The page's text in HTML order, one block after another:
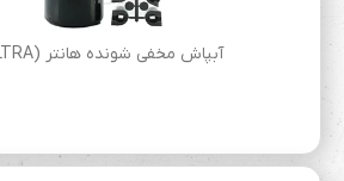
آبپاش مخفی شونده هانتر (PGP_ULTRA )